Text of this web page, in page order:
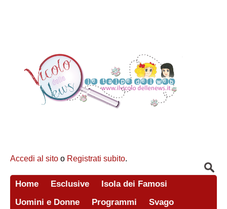
Accedi al sito o Registrati subito.
Home Esclusive
Isola dei Famosi
Uomini e Donne
Programmi
Svago